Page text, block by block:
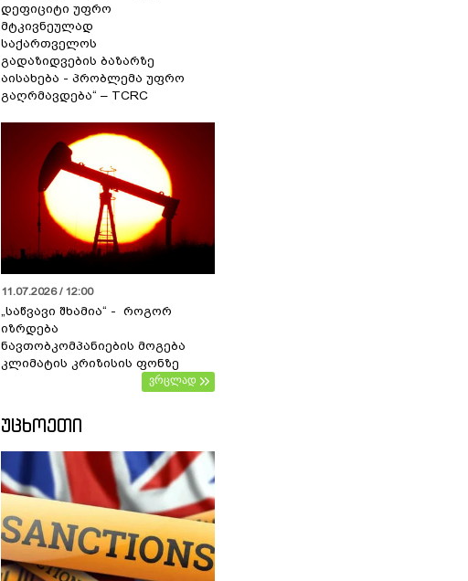
დეფიციტი უფრო
მტკივნეულად
საქართველოს
გადაზიდვების ბაზარზე
აისახება - პრობლემა უფრო
გაღრმავდება“ – TCRC
11.07.2026 / 12:00
„საწვავი შხამია“ - როგორ
იზრდება
ნავთობკომპანიების მოგება
კლიმატის კრიზისის ფონზე
ვრცლად
ᲣᲪᲮᲝᲔᲗᲘ